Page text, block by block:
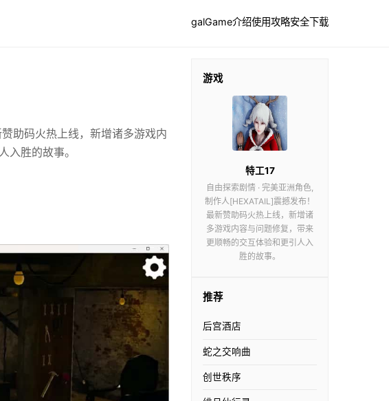
galGame介绍使用攻略安全下载
助码火热上线，新增诸多游戏内
入胜的故事。
游戏
特工17
自由探索剧情 · 完美亚洲角色,
制作人[HEXATAIL]震撼发布！
最新赞助码火热上线，新增诸
多游戏内容与问题修复，带来
更顺畅的交互体验和更引人入
胜的故事。
推荐
后宫酒店
蛇之交响曲
创世秩序